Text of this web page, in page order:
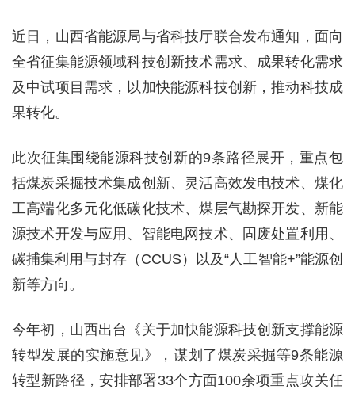
近日，山西省能源局与省科技厅联合发布通知，面向
全省征集能源领域科技创新技术需求、成果转化需求
及中试项目需求，以加快能源科技创新，推动科技成
果转化。
此次征集围绕能源科技创新的9条路径展开，重点包
括煤炭采掘技术集成创新、灵活高效发电技术、煤化
工高端化多元化低碳化技术、煤层气勘探开发、新能
源技术开发与应用、智能电网技术、固废处置利用、
碳捕集利用与封存（CCUS）以及“人工智能+”能源创
新等方向。
今年初，山西出台《关于加快能源科技创新支撑能源
转型发展的实施意见》，谋划了煤炭采掘等9条能源
转型新路径，安排部署33个方面100余项重点攻关任